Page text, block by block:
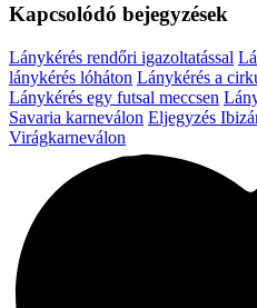
Kapcsolódó bejegyzések
Lánykérés rendőri igazoltatással
lánykérés lóháton Lánykérés a
Lánykérés egy futsal meccsen
Savaria karneválon Eljegyzés
Virágkarneválon